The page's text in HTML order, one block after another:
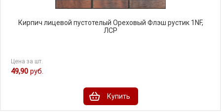
Кирпич лицевой пустотелый Ореховый Флэш рустик 1NF,
ЛСР
Цена за шт.
49,90 руб.
Купить